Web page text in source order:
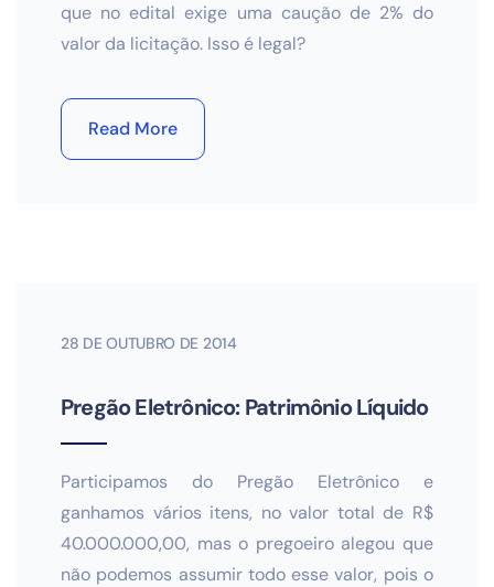
que no edital exige uma caução de 2% do
valor da licitação. Isso é legal?
Read More
28 DE OUTUBRO DE 2014
Pregão Eletrônico: Patrimônio Líquido
Participamos do Pregão Eletrônico e
ganhamos vários itens, no valor total de R$
40.000.000,00, mas o pregoeiro alegou que
não podemos assumir todo esse valor, pois o